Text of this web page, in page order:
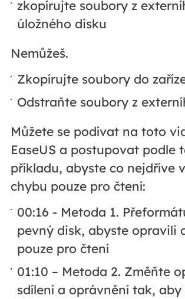
zkopírujte soubory z
úložného disku
Nemůžeš.
Zkopírujte soubory do
Odstraňte soubory z
Můžete se podívat na toto
EaseUS a postupovat podle
příkladu, abyste co nejdříve
chybu pouze pro čtení:
00:16 - Metoda 1.
pevný disk, abyste opravili
pouze pro čtení
01:10 – Metoda 2. Změňte
sdílení a oprávnění tak, aby